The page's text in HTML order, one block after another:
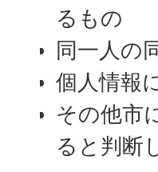
るもの
同一人の
個人情報
その他市
ると判断